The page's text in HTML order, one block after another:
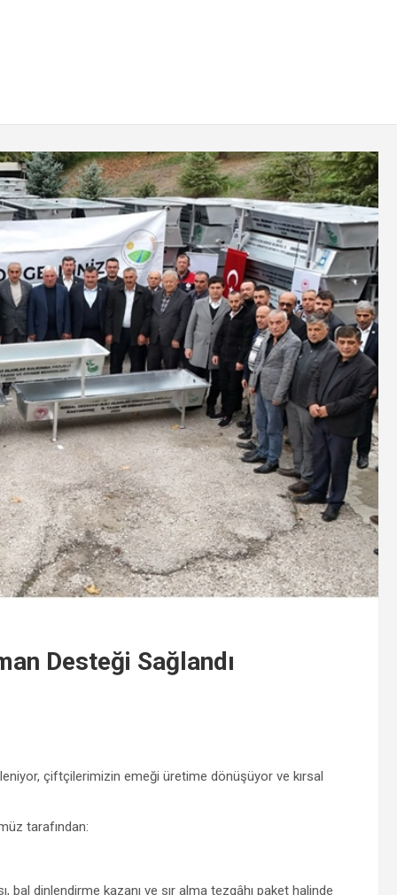
Desteği Sağlandı
çiftçilerimizin emeği üretime dönüşüyor ve kırsal
tarafından:
dinlendirme kazanı ve sır alma tezgâhı paket halinde